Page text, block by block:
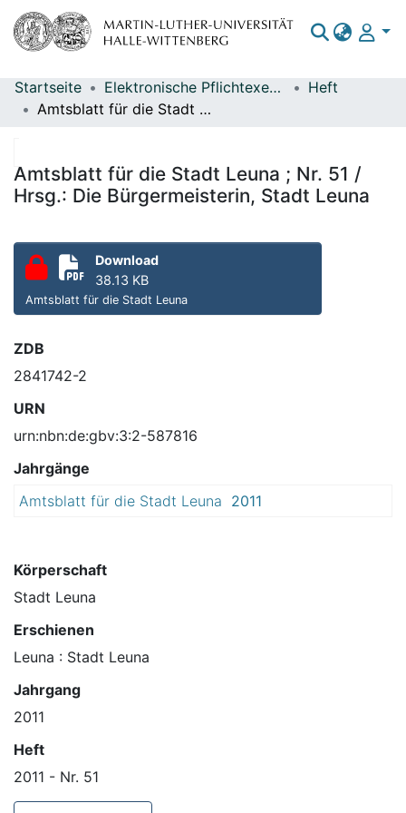
Bereiche & Sammlungen
Statistiken
Startseite Elektronische Pflichtexemplare
Heft
Amtsblatt für die Stadt Leuna ; Nr. 51 / Hrsg.: Die Bürgermeisterin, Stadt Leuna
Amtsblatt für die Stadt Leuna ; Nr. 51 /
Hrsg.: Die Bürgermeisterin, Stadt Leuna
Download
38.13 KB
Amtsblatt für die Stadt Leuna
ZDB
2841742-2
URN
urn:nbn:de:gbv:3:2-587816
Jahrgänge
Amtsblatt für die Stadt Leuna 2011
Körperschaft
Stadt Leuna
Erschienen
Leuna : Stadt Leuna
Jahrgang
2011
Heft
2011 - Nr. 51